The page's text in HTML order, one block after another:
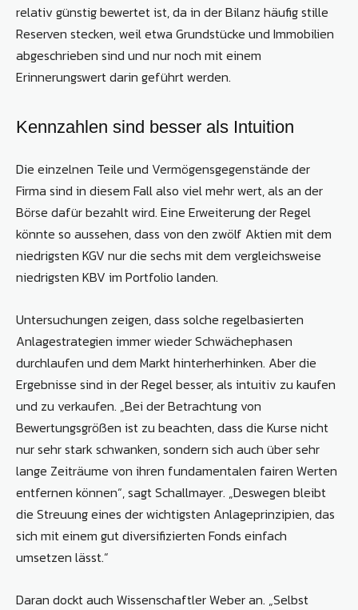
relativ günstig bewertet ist, da in der Bilanz häufig stille
Reserven stecken, weil etwa Grundstücke und Immobilien
abgeschrieben sind und nur noch mit einem
Erinnerungswert darin geführt werden.
Kennzahlen sind besser als Intuition
Die einzelnen Teile und Vermögensgegenstände der
Firma sind in diesem Fall also viel mehr wert, als an der
Börse dafür bezahlt wird. Eine Erweiterung der Regel
könnte so aussehen, dass von den zwölf Aktien mit dem
niedrigsten KGV nur die sechs mit dem vergleichsweise
niedrigsten KBV im Portfolio landen.
Untersuchungen zeigen, dass solche regelbasierten
Anlagestrategien immer wieder Schwächephasen
durchlaufen und dem Markt hinterherhinken. Aber die
Ergebnisse sind in der Regel besser, als intuitiv zu kaufen
und zu verkaufen. „Bei der Betrachtung von
Bewertungsgrößen ist zu beachten, dass die Kurse nicht
nur sehr stark schwanken, sondern sich auch über sehr
lange Zeiträume von ihren fundamentalen fairen Werten
entfernen können“, sagt Schallmayer. „Deswegen bleibt
die Streuung eines der wichtigsten Anlageprinzipien, das
sich mit einem gut diversifizierten Fonds einfach
umsetzen lässt.“
Daran dockt auch Wissenschaftler Weber an. „Selbst